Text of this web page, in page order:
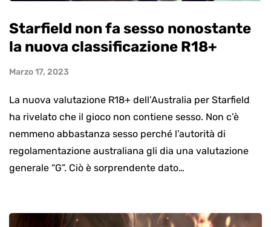
Starfield non fa sesso nonostante
la nuova classificazione R18+
Marzo 17, 2023
La nuova valutazione R18+ dell’Australia per Starfield
ha rivelato che il gioco non contiene sesso. Non c’è
nemmeno abbastanza sesso perché l’autorità di
regolamentazione australiana gli dia una valutazione
generale “G”. Ciò è sorprendente dato…